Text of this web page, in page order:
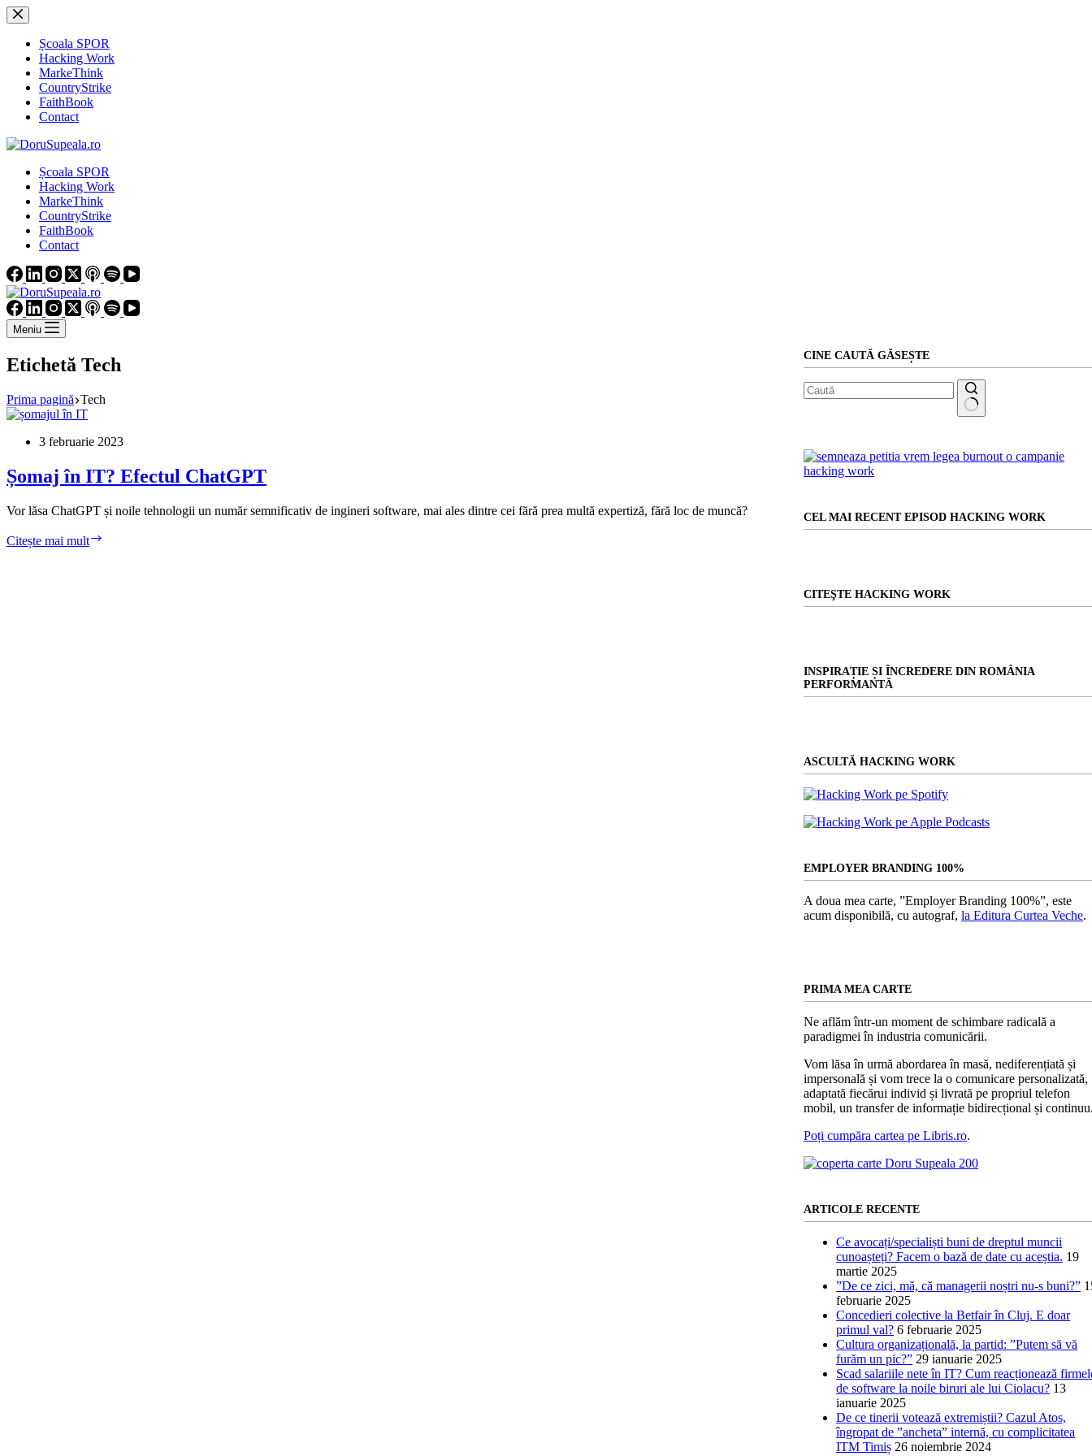
Sari
la
conținutȘcoala SPOR
Hacking Work
MarkeThink
CountryStrike
FaithBook
Contact
Școala SPOR
Hacking Work
MarkeThink
CountryStrike
FaithBook
Contact
Meniu
Etichetă Tech
Prima pagină Tech
3 februarie 2023
Șomaj în IT? Efectul ChatGPT
Vor lăsa ChatGPT și noile tehnologii un număr semnificativ de ingineri software, mai ales dintre cei fără prea multă expertiză, fără loc de muncă?
Citește mai mult
CINE CAUTĂ GĂSEȘTE
CEL MAI RECENT EPISOD HACKING WORK
CITEŞTE HACKING WORK
INSPIRAȚIE ȘI ÎNCREDERE DIN ROMÂNIA
PERFORMANTĂ
ASCULTĂ HACKING WORK
EMPLOYER BRANDING 100%
A doua mea carte, ”Employer Branding 100%”, este
acum disponibilă, cu autograf,la Editura Curtea Veche.
PRIMA MEA CARTE
Ne aflăm într-un moment de schimbare radicală a
paradigmei în industria comunicării.
Vom lăsa în urmă abordarea în masă, nediferențiată și
impersonală și vom trece la o comunicare personalizată,
adaptată fiecărui individ și livrată pe propriul telefon
mobil, un transfer de informație bidirecțional și
Poți cumpăra cartea pe Libris.ro.
ARTICOLE RECENTE
Ce avocați/specialiști buni de dreptul muncii
cunoașteți? Facem o bază de date cu aceștia. 19
martie 2025
”De ce zici, mă, că managerii noștri nu-s buni?”
februarie 2025
Concedieri colective la Betfair în Cluj. E doar
primul val? 6 februarie 2025
Cultura organizațională, la partid: ”Putem să vă
furăm un pic?” 29 ianuarie 2025
Scad salariile nete în IT? Cum reacționează
de software la noile biruri ale lui Ciolacu? 13
ianuarie 2025
De ce tinerii votează extremiștii? Cazul Atos,
îngropat de ”ancheta” internă, cu complicitatea
ITM Timiș 26 noiembrie 2024